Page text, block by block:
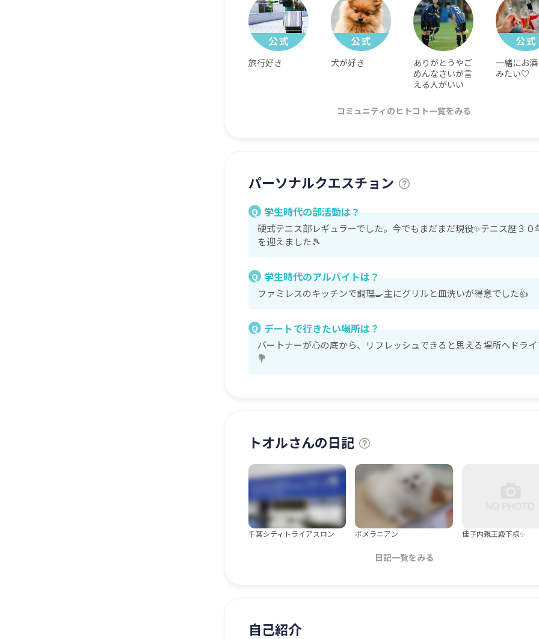
旅行好き 犬が好き
ありがとうやご
めんなさいが言
える人がいい
一緒にお
みたい♡
コミュニティのヒトコト一覧をみる
パーソナルクエスチョン
Q 学生時代の部活動は？
硬式テニス部レギュラーでした。今でもまだまだ現役✨テニス歴３０
を迎えました🎾
Q 学生時代のアルバイトは？
ファミレスのキッチンで調理🍳主にグリルと皿洗いが得意でした👍
Q デートで行きたい場所は？
パートナーが心の底から、リフレッシュできると思える場所へドラ
💐
トオルさんの日記
千葉シティトライアスロン ポメラニアン 佳子内親王殿下様✨
日記一覧をみる
自己紹介